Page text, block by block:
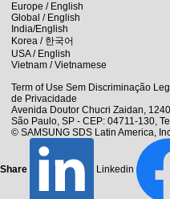
Europe / English
Global / English
India/English
Korea / 한국어
USA / English
Vietnam / Vietnamese
Term of Use Sem Discriminação
de Privacidade
Avenida Doutor Chucri Zaidan,
São Paulo, SP - CEP: 04711-130,
© SAMSUNG SDS Latin America,
Share Linkedin